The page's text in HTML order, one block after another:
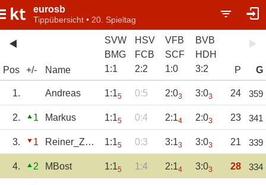
eurosb
Tippübersicht • 20. Spieltag
Pos +/- Name
SVW
BMG
1:1
HSV
FCB
2:2
VFB
SCF
1:0
BVB
HDH
3:2 P G
1. Andreas 1:15 0:5 2:03 3:03 24 359
2. 1 Markus 1:15 0:4 2:14 2:03 23 341
3. 1 Reiner_Zufall 1:15 0:3 3:13 3:03 21 339
4. 2 MBost 1:15 1:4 2:14 3:03 28 334